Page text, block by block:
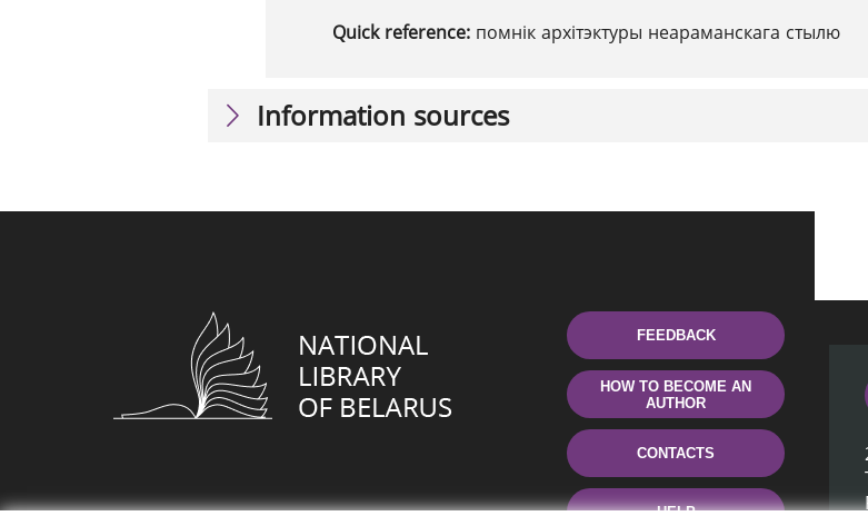
Quick reference: помнік архітэктуры неараманскага стылю
Information sources
FEEDBACK
HOW TO BECOME AN
AUTHOR
CONTACTS
HELP